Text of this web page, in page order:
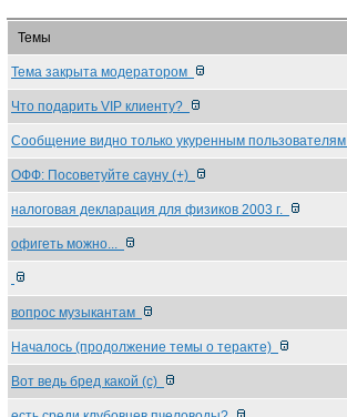
Темы
Тема закрыта модератором
Что подарить VIP клиенту?
Сообщение видно только укуренным пользователям
ОФФ: Посоветуйте сауну (+)
налоговая декларация для физиков 2003 г.
офигеть можно...
вопрос музыкантам
Началось (продолжение темы о теракте)
Вот ведь бред какой (с)